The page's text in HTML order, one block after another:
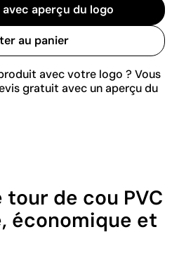
aperçu du logo
au panier
avec votre logo ? Vous
gratuit avec un aperçu du
de cou PVC
économique et